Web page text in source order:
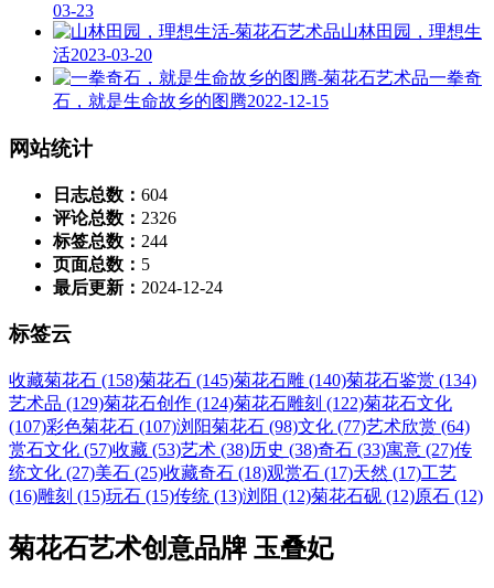
03-23
山林田园，理想生
活2023-03-20
一拳奇
石，就是生命故乡的图腾2022-12-15
网站统计
日志总数： 604
评论总数： 2326
标签总数： 244
页面总数： 5
最后更新： 2024-12-24
标签云
收藏菊花石 (158)菊花石 (145)菊花石雕 (140)菊花石鉴赏 (134)
艺术品 (129)菊花石创作 (124)菊花石雕刻 (122)菊花石文化
(107)彩色菊花石 (107)浏阳菊花石 (98)文化 (77)艺术欣赏 (64)
赏石文化 (57)收藏 (53)艺术 (38)历史 (38)奇石 (33)寓意 (27)传
统文化 (27)美石 (25)收藏奇石 (18)观赏石 (17)天然 (17)工艺
(16)雕刻 (15)玩石 (15)传统 (13)浏阳 (12)菊花石砚 (12)原石 (12)
菊花石艺术创意品牌 玉叠妃